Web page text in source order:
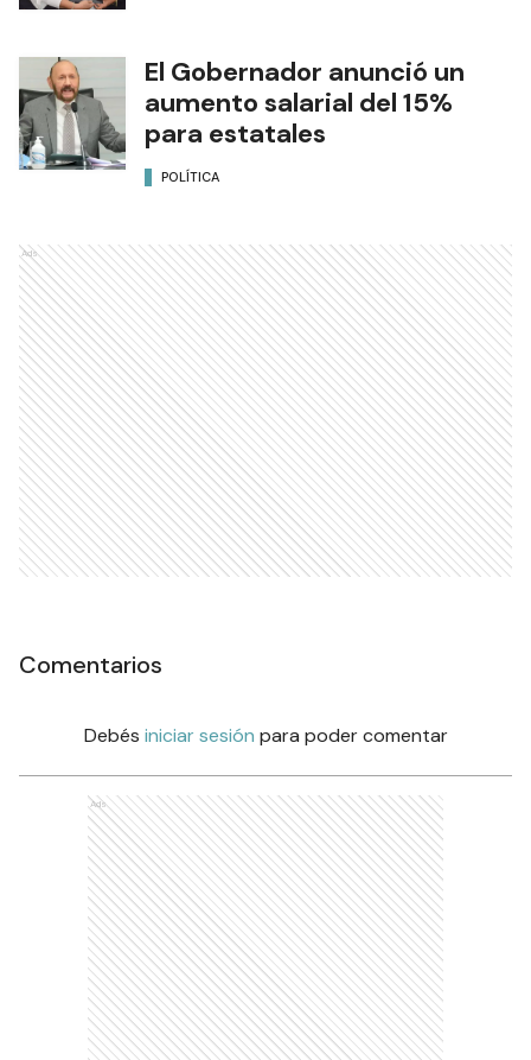
El Gobernador anunció un
aumento salarial del 15%
para estatales
POLÍTICA
Ads
Comentarios
Debés iniciar sesión para poder comentar
Ads